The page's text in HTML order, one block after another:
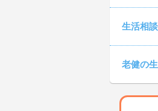
生活相
老健の